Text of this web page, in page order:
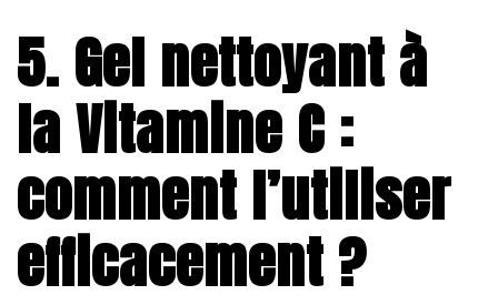
5. Gel nettoyant à
la Vitamine C :
comment l’utiliser
efficacement ?